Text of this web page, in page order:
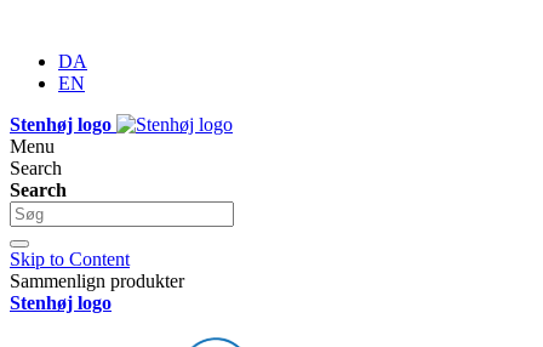
DA
EN
Stenhøj logo
Menu
Search
Search
Skip to Content
Sammenlign produkter
Stenhøj logo